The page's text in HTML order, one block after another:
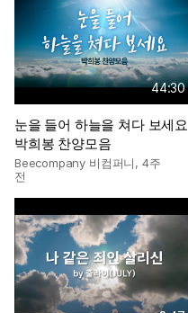
44:30
눈을 들어 하늘을 쳐다 보세요
박희봉 찬양모음
Beecompany 비컴퍼니, 4주
전